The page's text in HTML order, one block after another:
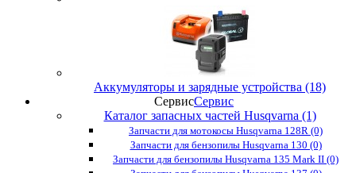
Аккумуляторы и зарядные устройства (18)
СервисСервис
Каталог запасных частей Husqvarna (1)
Запчасти для мотокосы Husqvarna 128R (0)
Запчасти для бензопилы Husqvarna 130 (0)
Запчасти для бензопилы Husqvarna 135 Mark II (0)